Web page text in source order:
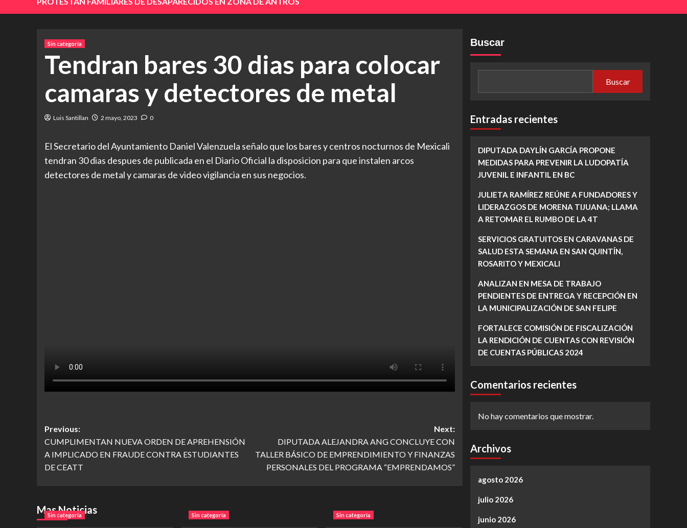
Sin categoría
Tendran bares 30 dias para colocar
camaras y detectores de metal
Luis Santillan 2 mayo, 2023 0
El Secretario del Ayuntamiento Daniel Valenzuela señalo que los bares y centros nocturnos de Mexicali
tendran 30 dias despues de publicada en el Diario Oficial la disposicion para que instalen arcos
detectores de metal y camaras de video vigilancia en sus negocios.
Post
navigation
Previous:
CUMPLIMENTAN NUEVA ORDEN DE APREHENSIÓN
A IMPLICADO EN FRAUDE CONTRA ESTUDIANTES
DE CEATT
Next:
DIPUTADA ALEJANDRA ANG CONCLUYE CON
TALLER BÁSICO DE EMPRENDIMIENTO Y FINANZAS
PERSONALES DEL PROGRAMA “EMPRENDAMOS”
Mas Noticias
Sin categoría Sin categoría Sin categoría
Buscar
Buscar
Entradas recientes
DIPUTADA DAYLÍN GARCÍA PROPONE
MEDIDAS PARA PREVENIR LA LUDOPATÍA
JUVENIL E INFANTIL EN BC
JULIETA RAMÍREZ REÚNE A FUNDADORES Y
LIDERAZGOS DE MORENA TIJUANA; LLAMA
A RETOMAR EL RUMBO DE LA 4T
SERVICIOS GRATUITOS EN CARAVANAS DE
SALUD ESTA SEMANA EN SAN QUINTÍN,
ROSARITO Y MEXICALI
ANALIZAN EN MESA DE TRABAJO
PENDIENTES DE ENTREGA Y RECEPCIÓN EN
LA MUNICIPALIZACIÓN DE SAN FELIPE
FORTALECE COMISIÓN DE FISCALIZACIÓN
LA RENDICIÓN DE CUENTAS CON REVISIÓN
DE CUENTAS PÚBLICAS 2024
Comentarios recientes
No hay comentarios que mostrar.
Archivos
agosto 2026
julio 2026
junio 2026